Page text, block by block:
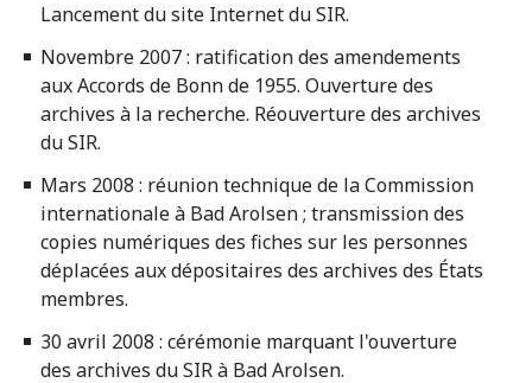
Lancement du site Internet du SIR.
Novembre 2007 : ratification des amendements
aux Accords de Bonn de 1955. Ouverture des
archives à la recherche. Réouverture des archives
du SIR.
Mars 2008 : réunion technique de la Commission
internationale à Bad Arolsen ; transmission des
copies numériques des fiches sur les personnes
déplacées aux dépositaires des archives des États
membres.
30 avril 2008 : cérémonie marquant l'ouverture
des archives du SIR à Bad Arolsen.